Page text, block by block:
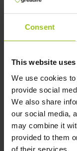
Consent
This website
We use cookies
provide social
We also share
our social media,
may combine it
provided to them
of their services.